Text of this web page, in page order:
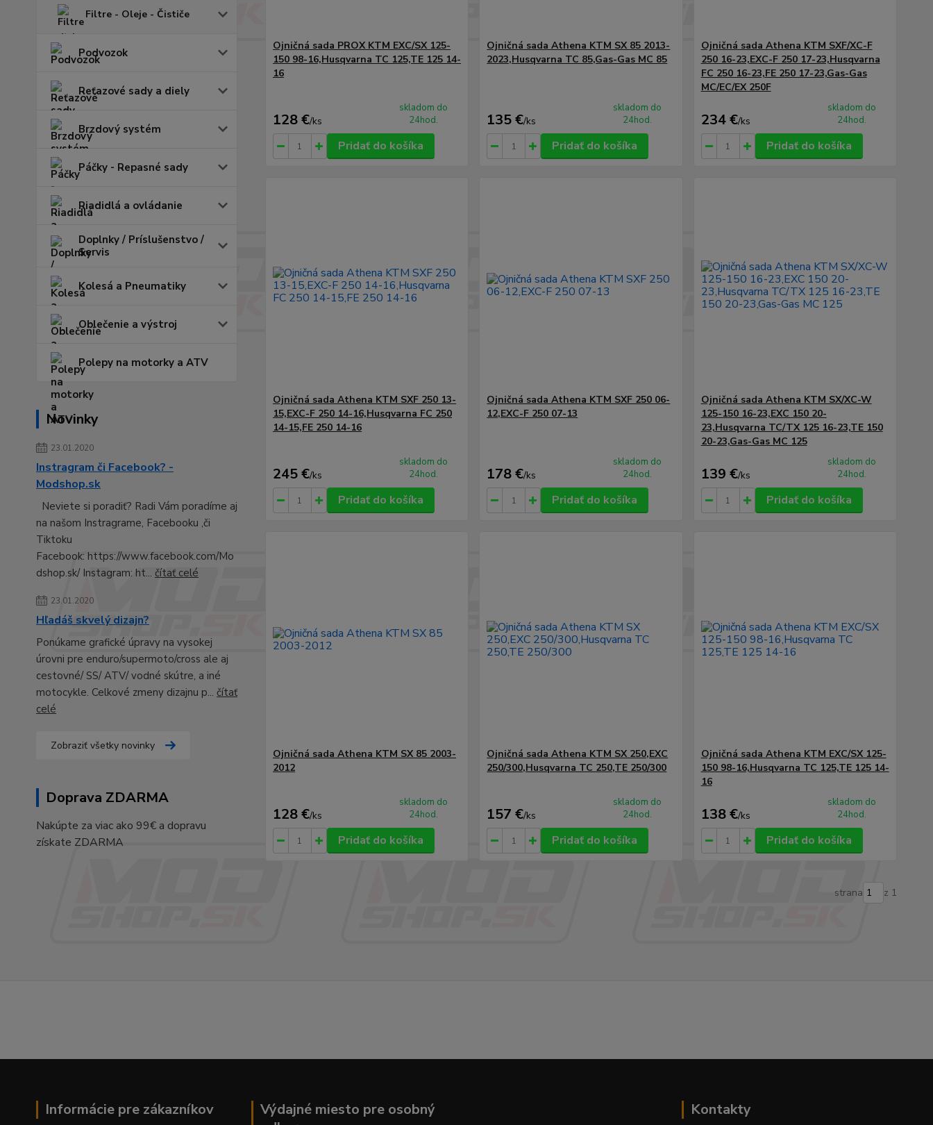
Filtre - Oleje - Čističe
Podvozok
Reťazové sady a diely
Brzdový systém
Páčky - Repasné sady
Riadidlá a ovládanie
Doplnky / Príslušenstvo /
Servis
Kolesá a Pneumatiky
Oblečenie a výstroj
Polepy na motorky a ATV
Novinky
23.01.2020
Instragram či Facebook? -
Modshop.sk
Neviete si poradiť? Radi Vám poradíme aj
na našom Instragrame, Facebooku ,či
Tiktoku
Facebook: https://www.facebook.com/Mo
dshop.sk/ Instagram: ht... čítať celé
23.01.2020
Hľadáš skvelý dizajn?
Ponúkame grafické úpravy na vysokej
úrovni pre enduro/supermoto/cross ale aj
cestovné/ SS/ ATV/ vodné skútre, a iné
motocykle. Celkové zmeny dizajnu p... čítať
celé
Zobraziť všetky novinky
Doprava ZDARMA
Nakúpte za viac ako 99€ a dopravu
získate ZDARMA
Ojničná sada PROX KTM EXC/SX 125-
150 98-16,Husqvarna TC 125,TE 125 14-
16
128 €/ks
skladom do
24hod.
Pridať do košíka
Ojničná sada Athena KTM SX 85 2013-
2023,Husqvarna TC 85,Gas-Gas MC 85
135 €/ks
skladom do
24hod.
Pridať do košíka
Ojničná sada Athena KTM SXF/XC-F
250 16-23,EXC-F 250 17-23,Husqvarna
FC 250 16-23,FE 250 17-23,Gas-Gas
MC/EC/EX 250F
234 €/ks
skladom do
24hod.
Pridať do košíka
Ojničná sada Athena KTM SXF 250 13-
15,EXC-F 250 14-16,Husqvarna FC 250
14-15,FE 250 14-16
245 €/ks
skladom do
24hod.
Pridať do košíka
Ojničná sada Athena KTM SXF 250 06-
12,EXC-F 250 07-13
178 €/ks
skladom do
24hod.
Pridať do košíka
Ojničná sada Athena KTM SX/XC-W
125-150 16-23,EXC 150 20-
23,Husqvarna TC/TX 125 16-23,TE 150
20-23,Gas-Gas MC 125
139 €/ks
skladom do
24hod.
Pridať do košíka
Ojničná sada Athena KTM SX 85 2003-
2012
128 €/ks
skladom do
24hod.
Pridať do košíka
Ojničná sada Athena KTM SX 250,EXC
250/300,Husqvarna TC 250,TE 250/300
157 €/ks
skladom do
24hod.
Pridať do košíka
Ojničná sada Athena KTM EXC/SX 125-
150 98-16,Husqvarna TC 125,TE 125 14-
16
138 €/ks
skladom do
24hod.
Pridať do košíka
strana z 1
Informácie pre zákazníkov
Výdajné miesto pre osobný
Kontakty